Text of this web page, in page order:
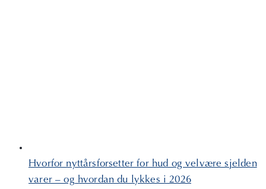
Hvorfor nyttårsforsetter for hud og velvære sjelden
varer – og hvordan du lykkes i 2026